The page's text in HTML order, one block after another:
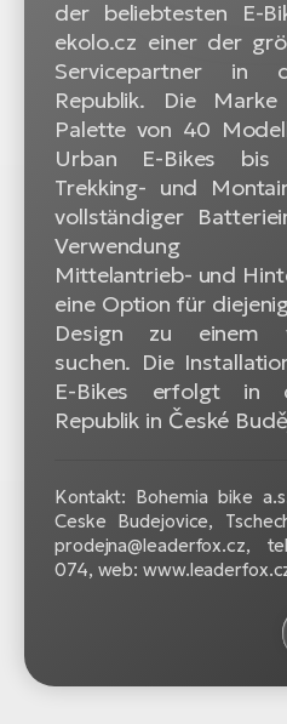
der beliebtesten E-
ekolo.cz einer der
Servicepartner in
Republik. Die
Palette von 40
Urban E-Bikes
Trekking- und
vollständiger
Verwendung
Mittelantrieb- und
eine Option für
Design zu einem
suchen. Die
E-Bikes erfolgt in
Republik in České
Kontakt: Bohemia bike
Ceske Budejovice,
prodejna@leaderfox.cz,
074, web: